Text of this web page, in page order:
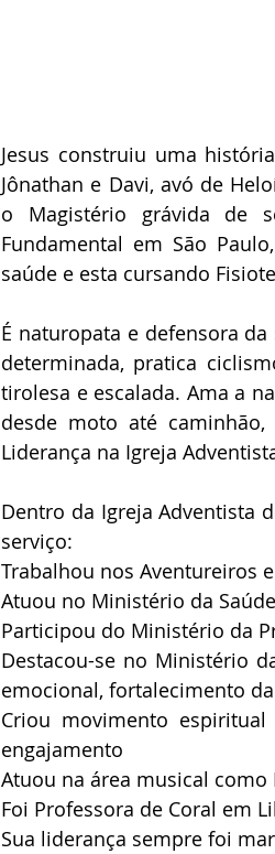
Jesus construiu uma
Jônathan e Davi, avó de
o Magistério grávida de
Fundamental em São
saúde e esta cursando
É naturopata e defensora
determinada, pratica
tirolesa e escalada. Ama a
desde moto até
Liderança na Igreja
Dentro da Igreja Adventista
serviço:
Trabalhou nos Aventureiros
Atuou no Ministério da Saúde
Participou do Ministério da
Destacou-se no Ministério
emocional, fortalecimento
Criou movimento
engajamento
Atuou na área musical
Foi Professora de Coral em
Sua liderança sempre foi